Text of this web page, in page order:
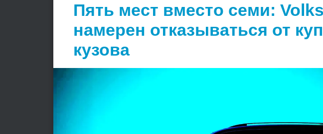
Пять мест вместо семи:
намерен отказываться от
кузова